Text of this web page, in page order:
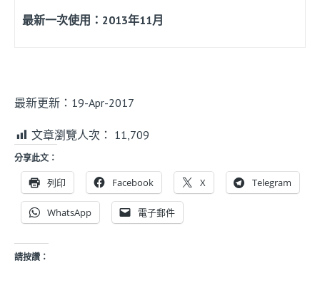
最新一次使用：2013年11月
最新更新：19-Apr-2017
文章瀏覽人次： 11,709
分享此文：
列印 Facebook X Telegram
WhatsApp 電子郵件
請按讚：